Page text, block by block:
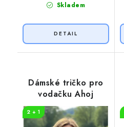
Skladem
Dámské tričko pro
vodačku Ahoj
2 + 1